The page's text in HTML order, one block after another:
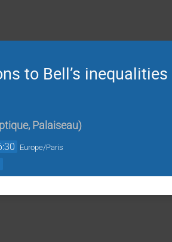
to Bell’s
Palaiseau)
Europe/Paris